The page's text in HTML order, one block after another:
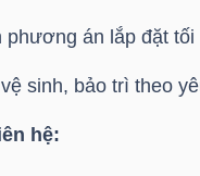
phương án lắp đặt tối
sinh, bảo trì theo
hệ: